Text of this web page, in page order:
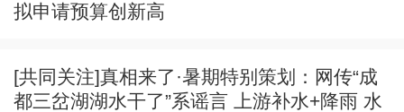
拟申请预算创新高
[共同关注]真相来了·暑期特别策划：网传“成
都三岔湖湖水干了”系谣言 上游补水+降雨 水